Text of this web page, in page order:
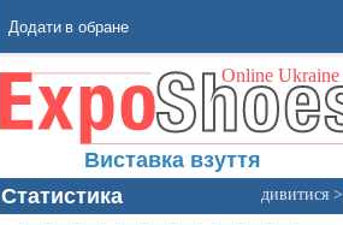
Додати в обране
Виставка взуття
Статистика
дивитися >